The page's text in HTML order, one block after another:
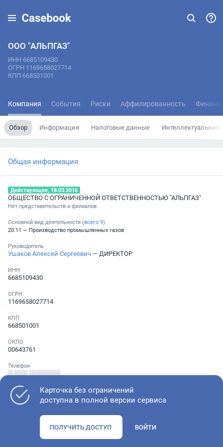
ООО "АЛЬПГАЗ"
ИНН 6685109430
ОГРН 1169658027714
КПП 668501001
Компания События Риски Аффилированность
Обзор Информация Налоговые данные Интеллектуальная
Общая информация
Действующее, 18.03.2016
ОБЩЕСТВО С ОГРАНИЧЕННОЙ ОТВЕТСТВЕННОСТЬЮ "АЛЬПГАЗ"
Нет представительств и филиалов
Основной вид деятельности (всего 9)
20.11 — Производство промышленных газов
Руководитель
Ушаков Алексей Сергеевич — ДИРЕКТОР
ИНН
6685109430
ОГРН
1169658027714
КПП
668501001
ОКПО
00643761
Телефон
░ ░░░ ░░░░░░░
Проверьте учредительные документы, адрес регистрации и
Карточка без ограничений
доступна в полной версии сервиса
ПОЛУЧИТЬ ДОСТУП ВОЙТИ